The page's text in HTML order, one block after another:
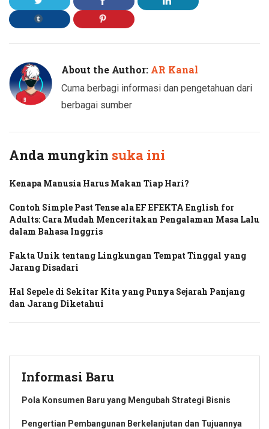
About the Author: AR Kanal
Cuma berbagi informasi dan pengetahuan dari
berbagai sumber
Anda mungkin suka ini
Kenapa Manusia Harus Makan Tiap Hari?
Contoh Simple Past Tense ala EF EFEKTA English for
Adults: Cara Mudah Menceritakan Pengalaman Masa Lalu
dalam Bahasa Inggris
Fakta Unik tentang Lingkungan Tempat Tinggal yang
Jarang Disadari
Hal Sepele di Sekitar Kita yang Punya Sejarah Panjang
dan Jarang Diketahui
Informasi Baru
Pola Konsumen Baru yang Mengubah Strategi Bisnis
Pengertian Pembangunan Berkelanjutan dan Tujuannya